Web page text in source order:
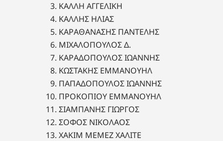
ΚΑΛΛΗ ΑΓΓΕΛΙΚΗ
ΚΑΛΛΗΣ ΗΛΙΑΣ
ΚΑΡΑΘΑΝΑΣΗΣ ΠΑΝΤΕΛΗΣ
ΜΙΧΑΛΟΠΟΥΛΟΣ Δ.
ΚΑΡΑΔΟΠΟΥΛΟΣ ΙΩΑΝΝΗΣ
ΚΩΣΤΑΚΗΣ ΕΜΜΑΝΟΥΗΛ
ΠΑΠΑΔΟΠΟΥΛΟΣ ΙΩΑΝΝΗΣ
ΠΡΟΚΟΠΙΟΥ ΕΜΜΑΝΟΥΗΛ
ΣΙΑΜΠΑΝΗΣ ΓΙΩΡΓΟΣ
ΣΟΦΟΣ ΝΙΚΟΛΑΟΣ
ΧΑΚΙΜ ΜΕΜΕΖ ΧΑΛΙΤΕ